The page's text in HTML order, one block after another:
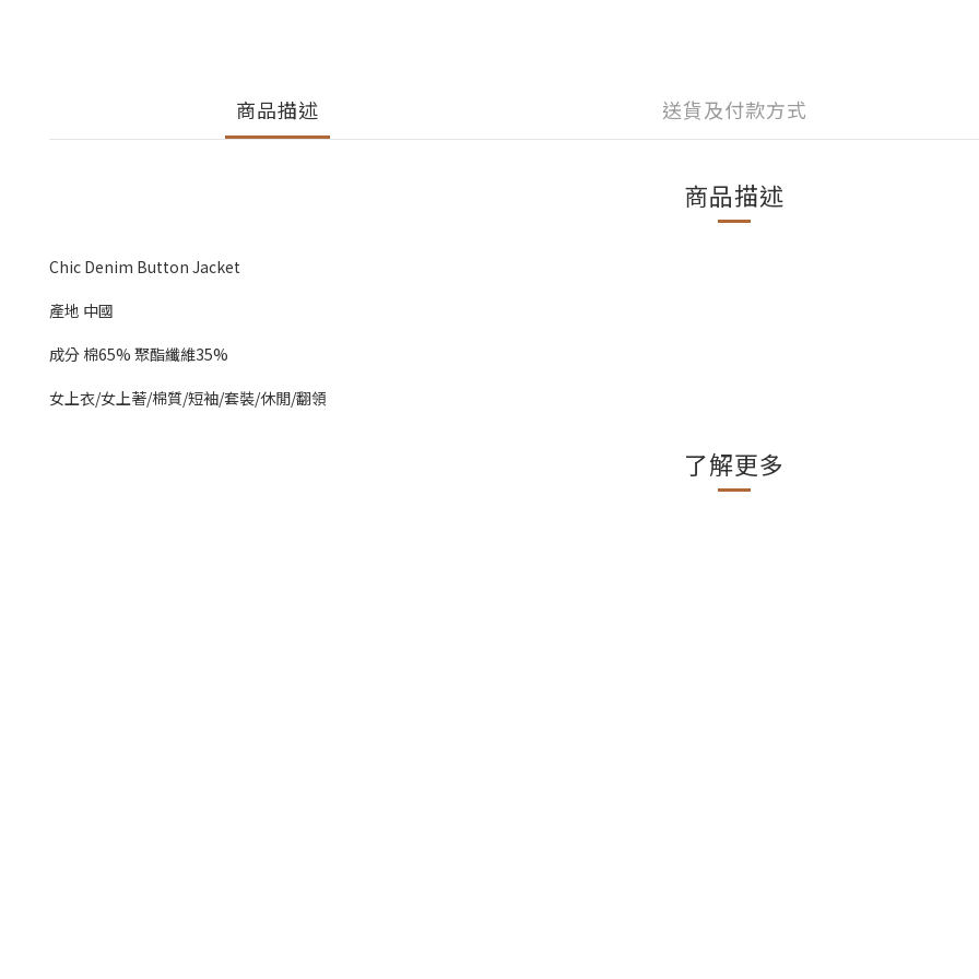
商品描述 送貨及付款方式
商品描述
Chic Denim Button Jacket
產地 中國
成分 棉65% 聚酯纖維35%
女上衣/女上著/棉質/短袖/套裝/休閒/翻領
了解更多